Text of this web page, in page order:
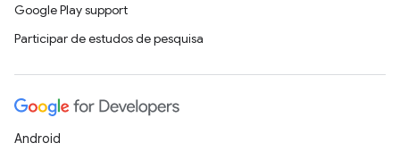
Google Play support
Participar de estudos de pesquisa
Android